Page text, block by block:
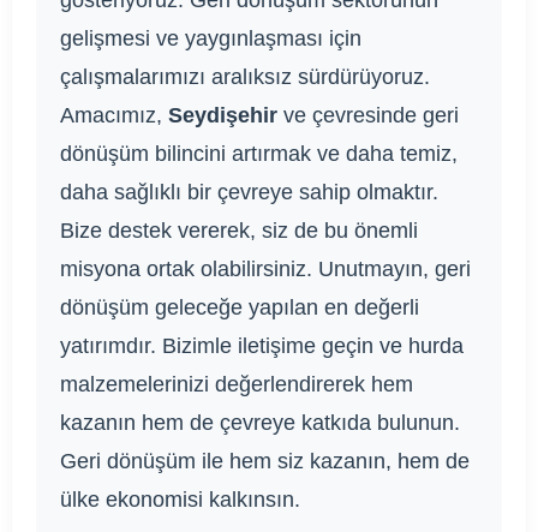
gelişmesi ve yaygınlaşması için
çalışmalarımızı aralıksız sürdürüyoruz.
Amacımız, Seydişehir ve çevresinde geri
dönüşüm bilincini artırmak ve daha temiz,
daha sağlıklı bir çevreye sahip olmaktır.
Bize destek vererek, siz de bu önemli
misyona ortak olabilirsiniz. Unutmayın, geri
dönüşüm geleceğe yapılan en değerli
yatırımdır. Bizimle iletişime geçin ve hurda
malzemelerinizi değerlendirerek hem
kazanın hem de çevreye katkıda bulunun.
Geri dönüşüm ile hem siz kazanın, hem de
ülke ekonomisi kalkınsın.